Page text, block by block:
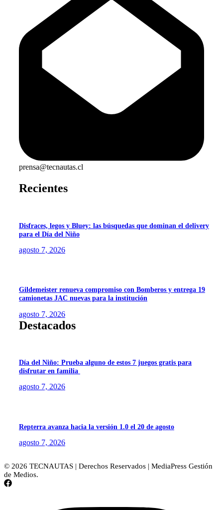
prensa@tecnautas.cl
Recientes
Disfraces, legos y Bluey: las búsquedas que dominan el delivery
para el Día del Niño
agosto 7, 2026
Gildemeister renueva compromiso con Bomberos y entrega 19
camionetas JAC nuevas para la institución
agosto 7, 2026
Destacados
Día del Niño: Prueba alguno de estos 7 juegos gratis para
disfrutar en familia
agosto 7, 2026
Repterra avanza hacia la versión 1.0 el 20 de agosto
agosto 7, 2026
© 2026 TECNAUTAS | Derechos Reservados | MediaPress Gestión
de Medios.